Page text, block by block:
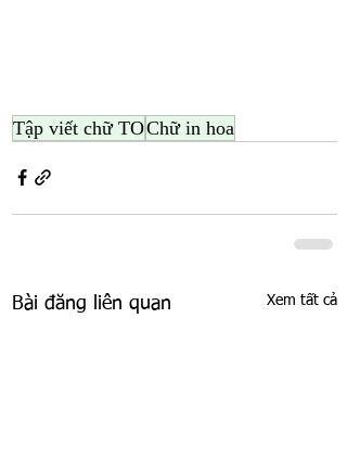
Tập viết chữ TOChữ in hoa
Bài đăng liên quan Xem tất cả